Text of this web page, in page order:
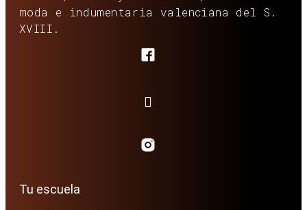
moda e indumentaria valenciana del S.
XVIII.
Tu escuela